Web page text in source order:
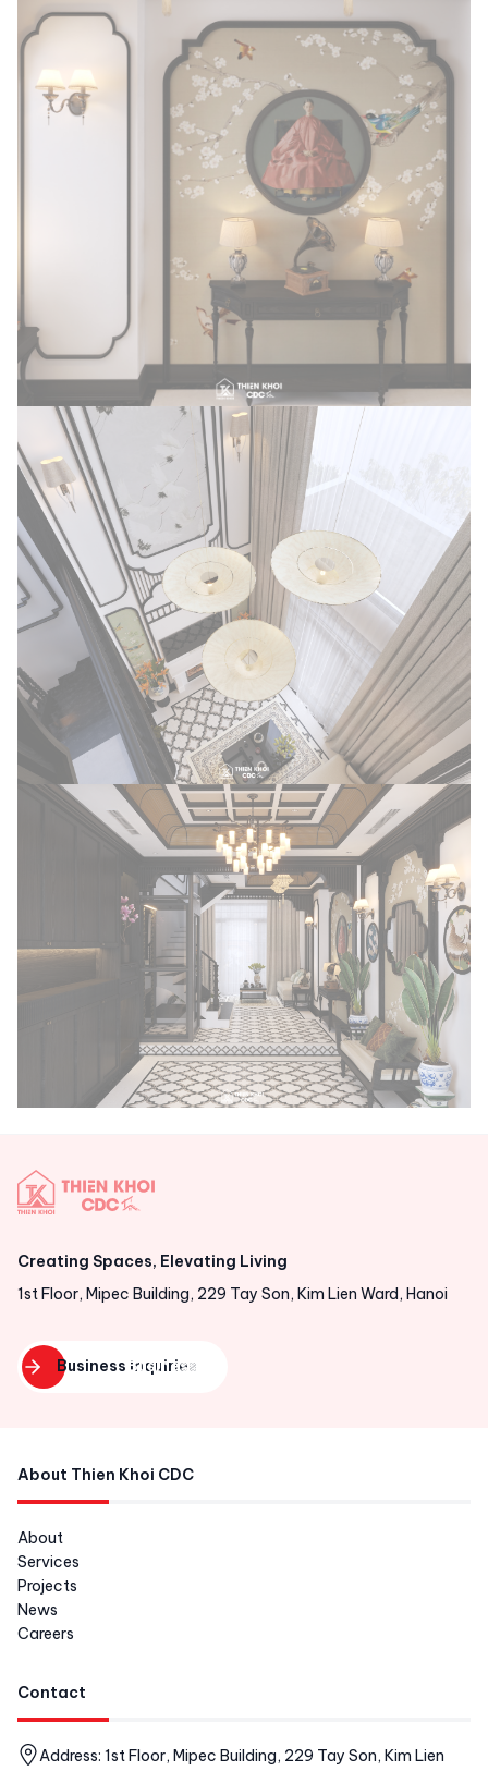
Creating Spaces, Elevating Living
1st Floor, Mipec Building, 229 Tay Son, Kim Lien Ward, Hanoi
Business inquiries
Business
About Thien Khoi CDC
About
Services
Projects
News
Careers
Contact
Address: 1st Floor, Mipec Building, 229 Tay Son, Kim Lien